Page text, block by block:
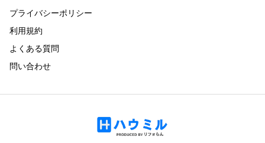
プライバシーポリシー
利用規約
よくある質問
問い合わせ